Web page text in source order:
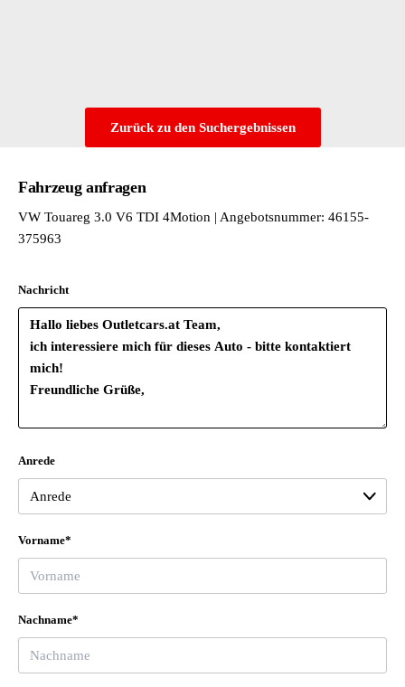
Zurück zu den Suchergebnissen
Fahrzeug anfragen
VW Touareg 3.0 V6 TDI 4Motion | Angebotsnummer: 46155-
375963
Nachricht
Anrede
Vorname*
Nachname*